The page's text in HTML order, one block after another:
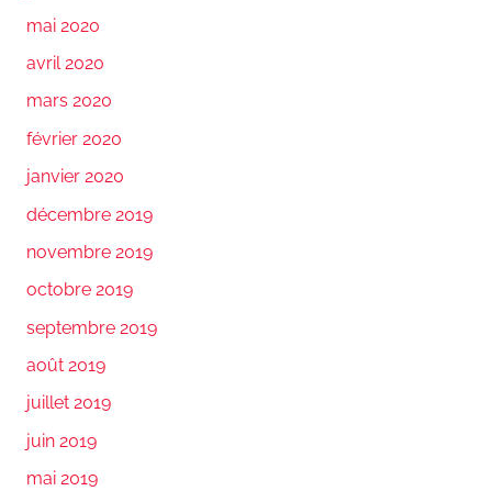
mai 2020
avril 2020
mars 2020
février 2020
janvier 2020
décembre 2019
novembre 2019
octobre 2019
septembre 2019
août 2019
juillet 2019
juin 2019
mai 2019